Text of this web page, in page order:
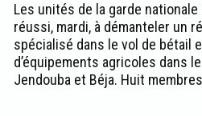
Les unités de la garde
réussi, mardi, à démanteler un
spécialisé dans le vol de bétail
d’équipements agricoles dans
Jendouba et Béja. Huit